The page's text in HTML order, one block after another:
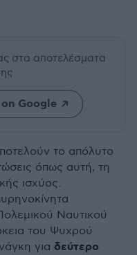
στα αποτελέσματα
Google
το απόλυτο
όπως αυτή, τη
ισχύος.
Ναυτικού
του Ψυχρού
για δεύτερο